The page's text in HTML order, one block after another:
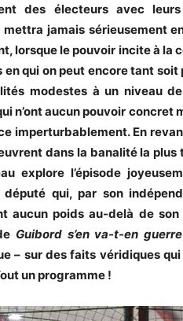
des électeurs avec
jamais sérieusement
lorsque le pouvoir incite à la
en qui on peut encore tant
modestes à un niveau
n’ont aucun pouvoir
imperturbablement. En
dans la banalité la plus
explore l’épisode
député qui, par son
aucun poids au-delà de
Guibord s’en va-t-en guerre
– sur des faits véridiques
un programme !